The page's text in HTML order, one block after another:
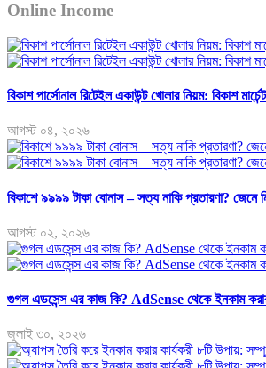
Online Income
বিকাশ পার্সোনাল রিটেইল একাউন্ট খোলার নিয়ম: বিকাশ
আগস্ট ০৪, ২০২৬
বিকাশে ৯৯৯৯ টাকা বোনাস – সত্য নাকি প্রতারণা?
আগস্ট ০২, ২০২৬
গুগল এডসেন্স এর কাজ কি? AdSense থেকে ইনকাম করার
জুলাই ৩০, ২০২৬